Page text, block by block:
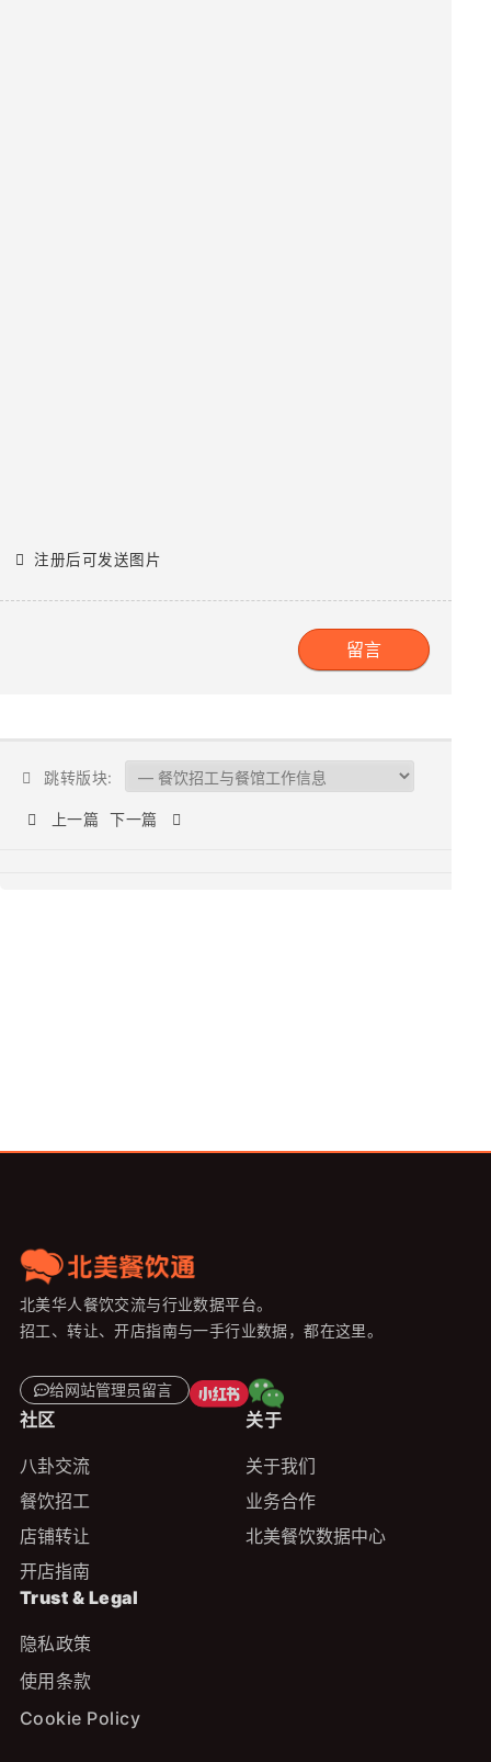
注册后可发送图片
跳转版块:
上一篇 下一篇
北美华人餐饮交流与行业数据平台。
招工、转让、开店指南与一手行业数据，都在这里。
给网站管理员留言
社区
八卦交流
餐饮招工
店铺转让
开店指南
关于
关于我们
业务合作
北美餐饮数据中心
Trust & Legal
隐私政策
使用条款
Cookie Policy